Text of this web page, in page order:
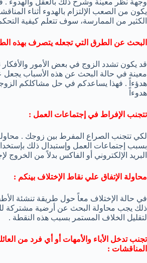
يكون من الصعب الإلتزام بالهدوء أثناء
الكثير من الممارسة، سوف تتعلم كيفية
البحث عن الطرق التي تجعله يتصرف بهذه
قد يكون تشدد الزوج في بعض الأمور
معينة في حالة البحث عن هذه الأسباب يجعل
هدؤءاً . فهذا يساعدكم في حل مشاكلكم
هدوءاً
تتجنب الإفراط في إجتماعات العمل :
لكي تتجنب الصراع المفرط بين زوجك .
بسبب إجتماعات العمل وإستبدال ذلك
البريد الإلكتروني أو الفاكس بدلاً من الخروج
محاولة الإتفاق علي نقاط الإختلاف بينكم :
في حالة الإختلاف معاً حول طريقة تنشئة
ذلك يجب محاولة البحث عن أرضية مشتركة
لتقليل الخلاف المستمر بسبب هذه النقطة .
تجنب تدخل الأباء والأمهات أو أي فرد من
المناقشات :